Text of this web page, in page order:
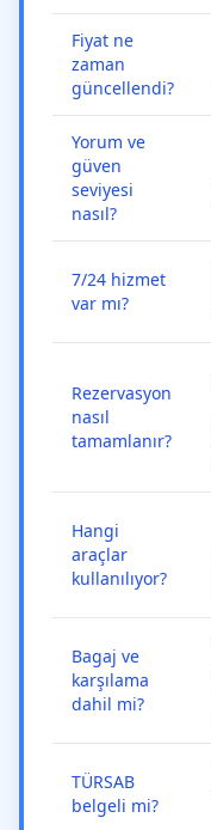
Fiyat ne
zaman
güncellendi?
Yorum ve
güven
seviyesi
nasıl?
7/24 hizmet
var mı?
Rezervasyon
nasıl
tamamlanır?
Hangi
araçlar
kullanılıyor?
Bagaj ve
karşılama
dahil mi?
TÜRSAB
belgeli mi?